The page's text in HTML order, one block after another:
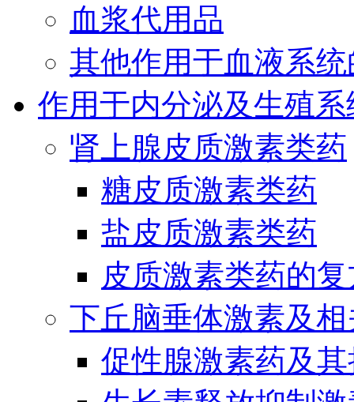
血浆代用品
其他作用于血液系
作用于内分泌及生殖
肾上腺皮质激素类药
糖皮质激素类药
盐皮质激素类药
皮质激素类药的
下丘脑垂体激素及
促性腺激素药及